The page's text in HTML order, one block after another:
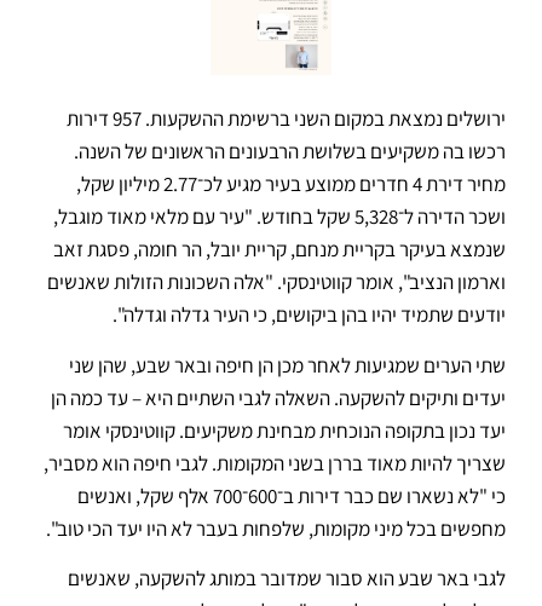
ירושלים נמצאת במקום השני ברשימת ההשקעות. 957 דירות
רכשו בה משקיעים בשלושת הרבעונים הראשונים של השנה.
מחיר דירת 4 חדרים ממוצע בעיר מגיע לכ־2.77 מיליון שקל,
ושכר הדירה ל־5,328 שקל בחודש. "עיר עם מלאי מאוד מוגבל,
שנמצא בעיקר בקריית מנחם, קריית יובל, הר חומה, פסגת זאב
וארמון הנציב", אומר קווטינסקי. "אלה השכונות הזולות שאנשים
יודעים שתמיד יהיו בהן ביקושים, כי העיר גדלה וגדלה".
שתי הערים שמגיעות לאחר מכן הן חיפה ובאר שבע, שהן שני
יעדים ותיקים להשקעה. השאלה לגבי השתיים היא – עד כמה הן
יעד נכון בתקופה הנוכחית מבחינת משקיעים. קווטינסקי אומר
שצריך להיות מאוד בררן בשני המקומות. לגבי חיפה הוא מסביר,
כי "לא נשארו שם כבר דירות ב־600־700 אלף שקל, ואנשים
מחפשים בכל מיני מקומות, שלפחות בעבר לא היו יעד הכי טוב".
לגבי באר שבע הוא סבור שמדובר במותג להשקעה, שאנשים